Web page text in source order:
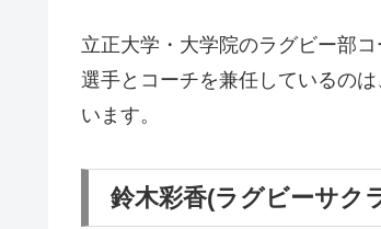
立正大学・大学院のラグビー部
選手とコーチを兼任しているの
います。
鈴木彩香(ラグビーサク